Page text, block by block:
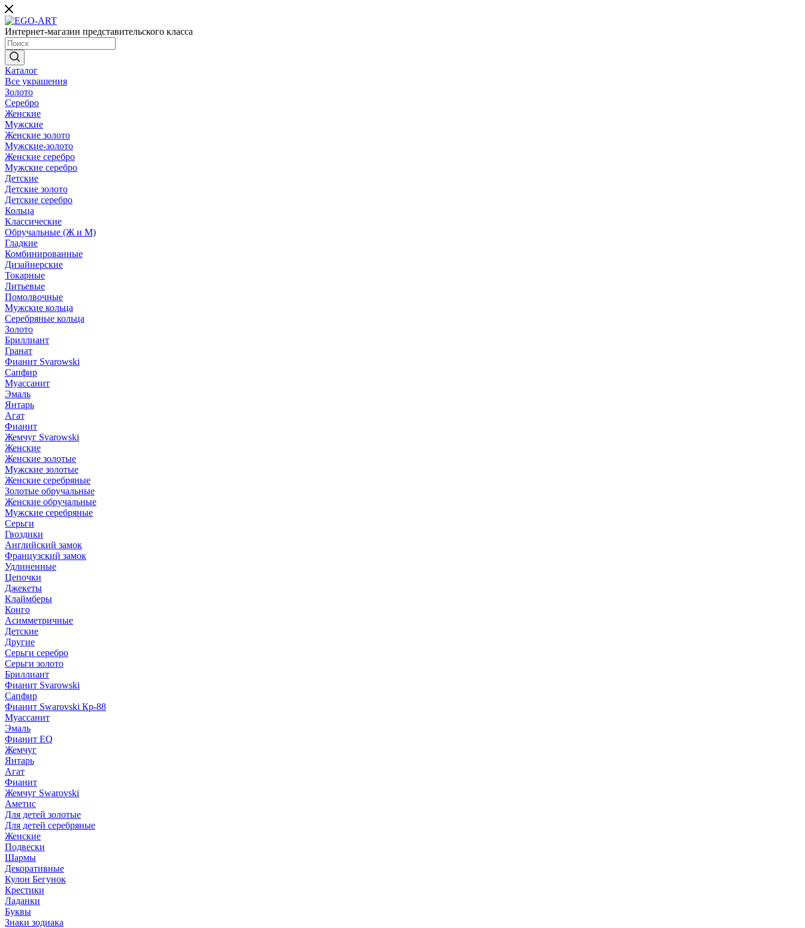
Интернет-магазин представительского класса
Каталог
Все украшения
Золото
Серебро
Женские
Мужские
Женские золото
Мужские-золото
Женские серебро
Мужские серебро
Детские
Детские золото
Детские серебро
Кольца
Классические
Обручальные (Ж и М)
Гладкие
Комбинированные
Дизайнерские
Токарные
Литьевые
Помолвочные
Мужские кольца
Серебряные кольца
Золото
Бриллиант
Гранат
Фианит Svarowski
Сапфир
Муассанит
Эмаль
Янтарь
Агат
Фианит
Жемчуг Svarowski
Женские
Женские золотые
Мужские золотые
Женские серебряные
Золотые обручальные
Женские обручальные
Мужские серебряные
Серьги
Гвоздики
Английский замок
Французский замок
Удлиненные
Цепочки
Джекеты
Клаймберы
Конго
Асимметричные
Детские
Другие
Серьги серебро
Серьги золото
Бриллиант
Фианит Svarowski
Сапфир
Фианит Swarovski Кр-88
Муассанит
Эмаль
Фианит EQ
Жемчуг
Янтарь
Агат
Фианит
Жемчуг Swarovski
Аметис
Для детей золотые
Для детей серебряные
Женские
Подвески
Шармы
Декоративные
Кулон Бегунок
Крестики
Ладанки
Буквы
Знаки зодиака